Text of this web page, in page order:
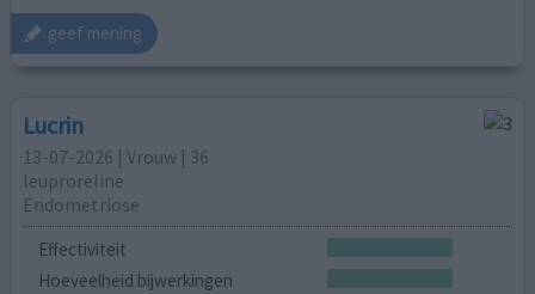
geef mening
Lucrin
13-07-2026 | Vrouw | 36
leuproreline
Endometriose
Effectiviteit
Hoeveelheid bijwerkingen